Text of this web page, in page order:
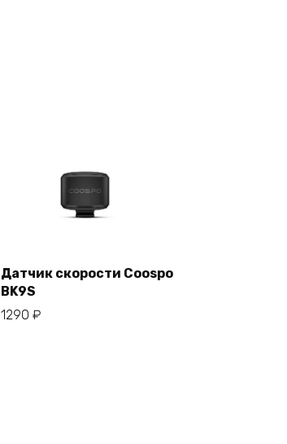
Датчик скорости Coospo
BK9S
1290 ₽